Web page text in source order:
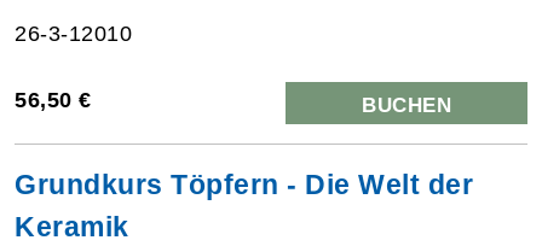
26-3-12010
56,50 € BUCHEN
Grundkurs Töpfern - Die Welt der
Keramik